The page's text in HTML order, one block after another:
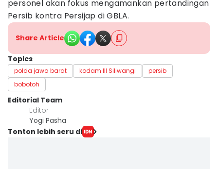
personel akan fokus mengamankan pertandingan
Persib kontra Persijap di GBLA.
Share Article
Topics
polda jawa barat kodam III Siliwangi
persib
bobotoh
Editorial Team
Editor
Yogi Pasha
Tonton lebih seru di